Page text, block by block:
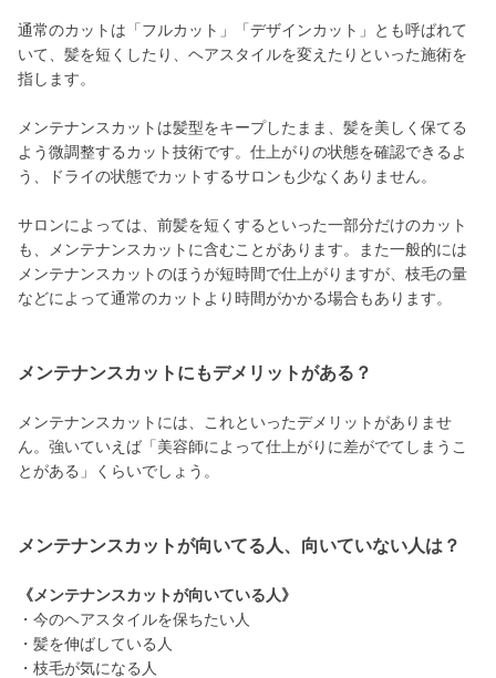
通常のカットは「フルカット」「デザインカット」とも呼ばれて
いて、髪を短くしたり、ヘアスタイルを変えたりといった施術を
指します。
メンテナンスカットは髪型をキープしたまま、髪を美しく保てる
よう微調整するカット技術です。仕上がりの状態を確認できるよ
う、ドライの状態でカットするサロンも少なくありません。
サロンによっては、前髪を短くするといった一部分だけのカット
も、メンテナンスカットに含むことがあります。また一般的には
メンテナンスカットのほうが短時間で仕上がりますが、枝毛の量
などによって通常のカットより時間がかかる場合もあります。
メンテナンスカットにもデメリットがある？
メンテナンスカットには、これといったデメリットがありませ
ん。強いていえば「美容師によって仕上がりに差がでてしまうこ
とがある」くらいでしょう。
メンテナンスカットが向いてる人、向いていない人は？
《メンテナンスカットが向いている人》
・今のヘアスタイルを保ちたい人
・髪を伸ばしている人
・枝毛が気になる人